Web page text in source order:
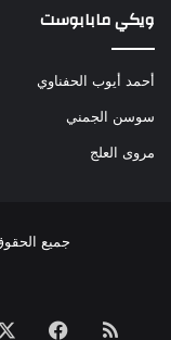
ويكي مابابوست
أحمد أيوب الحفناوي
سوسن الجمني
مروى العلج
جميع
ملخص